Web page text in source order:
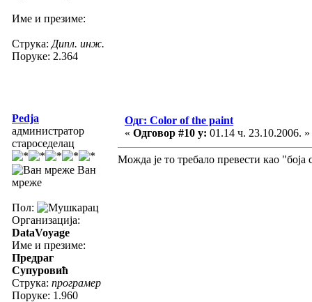
Име и презиме:
Струка: Дипл. инж.
Поруке: 2.364
Pedja
администратор
староседелац
Ван
мреже
Пол:
Организација:
DataVoyage
Име и презиме:
Предраг
Супуровић
Струка: програмер
Поруке: 1.960
Одг: Color of the paint
« Одговор #10 у: 01.14 ч. 23.10.2006. »
Можда је то требало превести као